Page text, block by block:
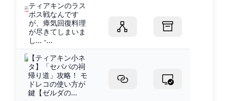
ティアキンのラス
ボス戦なんです
が、瘴気回復料理
が尽きてしまいま
し... -...
【ティアキン小ネ
タ】「セパパの祠
帰り道」攻略！ モ
ドレコの使い方が
鍵【ゼルダの...